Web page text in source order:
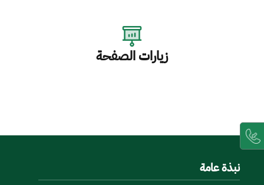
زيارات الصفحة
نبذة عامة